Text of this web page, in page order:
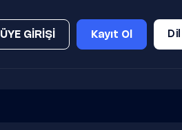
ÜYE GİRİŞİ Kayıt Ol Dil